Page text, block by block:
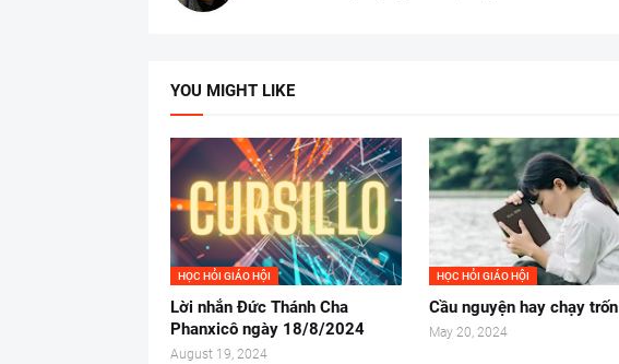
YOU MIGHT LIKE
HỌC HỎI GIÁO HỘI
Lời nhắn Đức Thánh Cha
Phanxicô ngày 18/8/2024
August 19, 2024
HỌC HỎI GIÁO HỘI
Cầu nguyện hay chạy trốn
May 20, 2024